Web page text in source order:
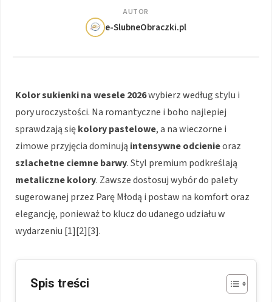
AUTOR
e-SlubneObraczki.pl
Kolor sukienki na wesele 2026wybierz według stylu i
pory uroczystości. Na romantyczne i boho najlepiej
sprawdzają siękolory pastelowe, a na wieczorne i
zimowe przyjęcia dominują intensywne odcienieoraz
szlachetne ciemne barwy. Styl premium podkreślają
metaliczne kolory. Zawsze dostosuj wybór do palety
sugerowanej przez Parę Młodą i postaw na komfort oraz
elegancję, ponieważ to klucz do udanego udziału w
wydarzeniu [1][2][3].
Spis treści